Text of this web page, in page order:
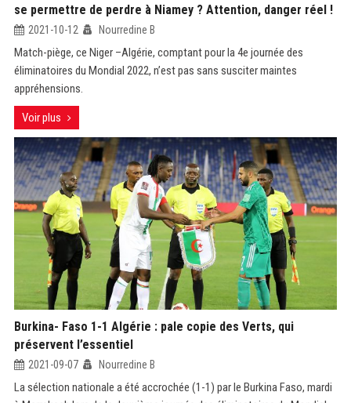
se permettre de perdre à Niamey ? Attention, danger réel !
2021-10-12 Nourredine B
Match-piège, ce Niger –Algérie, comptant pour la 4e journée des
éliminatoires du Mondial 2022, n’est pas sans susciter maintes
appréhensions.
Voir plus
Burkina- Faso 1-1 Algérie : pale copie des Verts, qui
préservent l’essentiel
2021-09-07 Nourredine B
La sélection nationale a été accrochée (1-1) par le Burkina Faso, mardi